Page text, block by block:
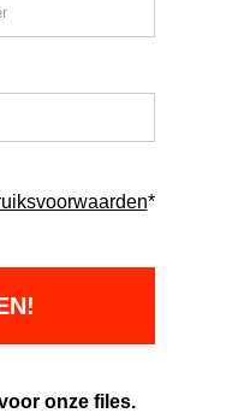
*
onze files.